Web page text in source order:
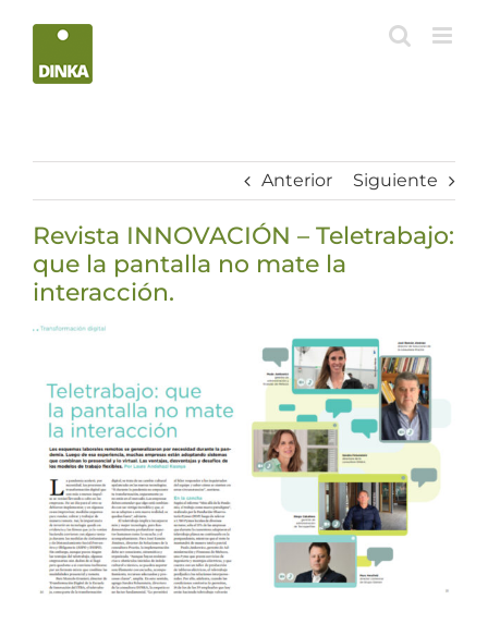
Anterior Siguiente
Revista INNOVACIÓN – Teletrabajo:
que la pantalla no mate la
interacción.
Ver
grande